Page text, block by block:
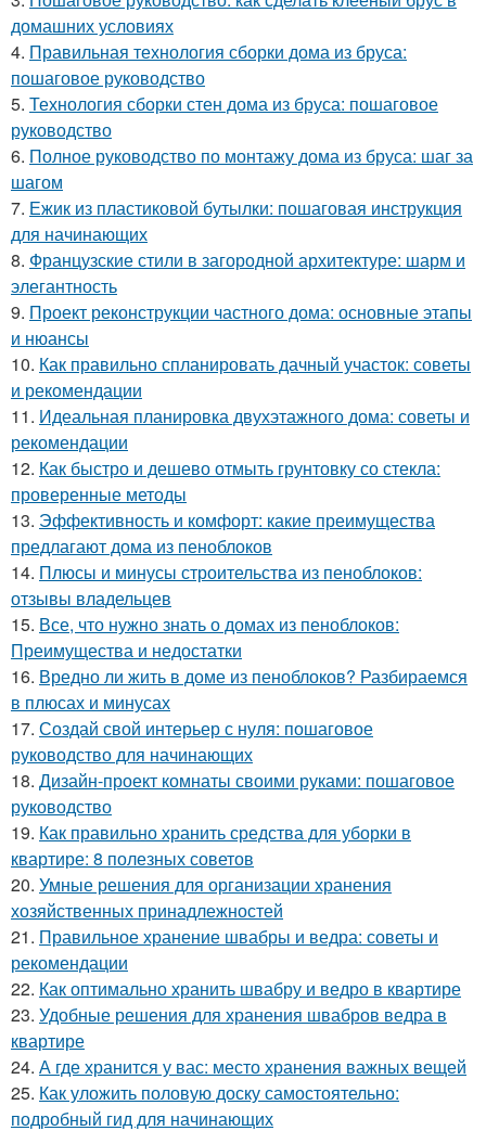
домашних условиях
4. Правильная технология сборки дома из бруса:
пошаговое руководство
5. Технология сборки стен дома из бруса: пошаговое
руководство
6. Полное руководство по монтажу дома из бруса: шаг за
шагом
7. Ежик из пластиковой бутылки: пошаговая инструкция
для начинающих
8. Французские стили в загородной архитектуре: шарм и
элегантность
9. Проект реконструкции частного дома: основные этапы
и нюансы
10. Как правильно спланировать дачный участок: советы
и рекомендации
11. Идеальная планировка двухэтажного дома: советы и
рекомендации
12. Как быстро и дешево отмыть грунтовку со стекла:
проверенные методы
13. Эффективность и комфорт: какие преимущества
предлагают дома из пеноблоков
14. Плюсы и минусы строительства из пеноблоков:
отзывы владельцев
15. Все, что нужно знать о домах из пеноблоков:
Преимущества и недостатки
16. Вредно ли жить в доме из пеноблоков? Разбираемся
в плюсах и минусах
17. Создай свой интерьер с нуля: пошаговое
руководство для начинающих
18. Дизайн-проект комнаты своими руками: пошаговое
руководство
19. Как правильно хранить средства для уборки в
квартире: 8 полезных советов
20. Умные решения для организации хранения
хозяйственных принадлежностей
21. Правильное хранение швабры и ведра: советы и
рекомендации
22. Как оптимально хранить швабру и ведро в квартире
23. Удобные решения для хранения швабров ведра в
квартире
24. А где хранится у вас: место хранения важных вещей
25. Как уложить половую доску самостоятельно:
подробный гид для начинающих